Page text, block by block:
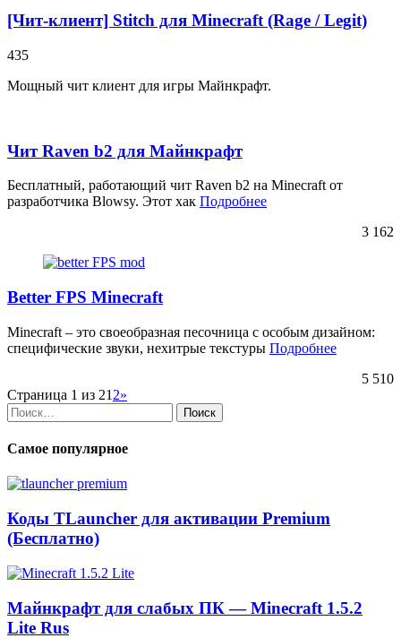
[Чит-клиент] Stitch для Minecraft (Rage / Legit)
435
Мощный чит клиент для игры Майнкрафт.
Чит Raven b2 для Майнкрафт
Бесплатный, работающий чит Raven b2 на Minecraft от
разработчика Blowsy. Этот хак Подробнее
3 162
Better FPS Minecraft
Minecraft – это своеобразная песочница с особым дизайном:
специфические звуки, нехитрые текстуры Подробнее
5 510
Страница 1 из 21 2»
Найти:
Самое популярное
Коды TLauncher для активации Premium
(Бесплатно)
Майнкрафт для слабых ПК — Minecraft 1.5.2
Lite Rus